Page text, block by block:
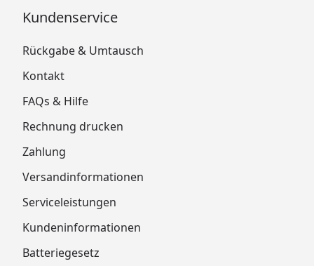
Kundenservice
Rückgabe & Umtausch
Kontakt
FAQs & Hilfe
Rechnung drucken
Zahlung
Versandinformationen
Serviceleistungen
Kundeninformationen
Batteriegesetz